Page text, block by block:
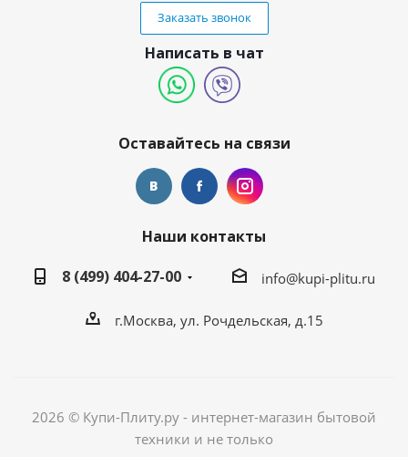
Заказать звонок
Написать в чат
Оставайтесь на связи
Наши контакты
8 (499) 404-27-00
info@kupi-plitu.ru
г.Москва, ул. Рочдельская, д.15
2026 © Купи-Плиту.ру - интернет-магазин бытовой
техники и не только